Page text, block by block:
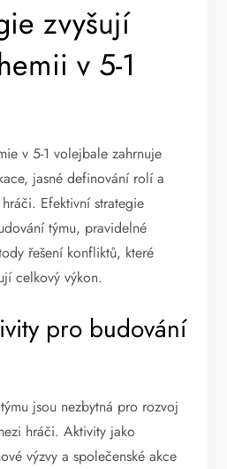
zvyšují
v 5-1
v 5-1 volejbale zahrnuje
jasné definování rolí a
Efektivní strategie
týmu, pravidelné
řešení konfliktů, které
celkový výkon.
pro budování
jsou nezbytná pro rozvoj
hráči. Aktivity jako
výzvy a společenské akce